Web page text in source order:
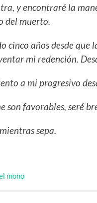
y encontraré la
del muerto.
cinco años desde
mi redención.
a mi progresivo
son favorables, seré
sepa.
mono